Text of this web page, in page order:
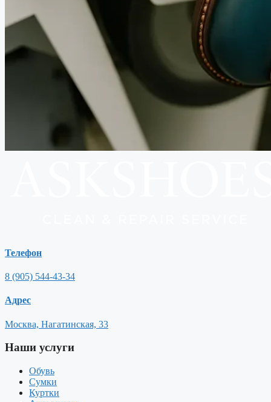
Телефон
8 (905) 544-43-34
Адрес
Москва, Нагатинская, 33
Наши услуги
Обувь
Сумки
Куртки